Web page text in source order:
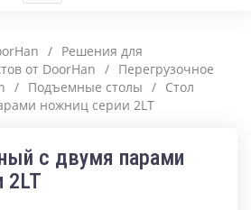
/ Решения для
от DoorHan / Перегрузочное
/ Подъемные столы / Стол
ножниц серии 2LT
с двумя парами
2LT